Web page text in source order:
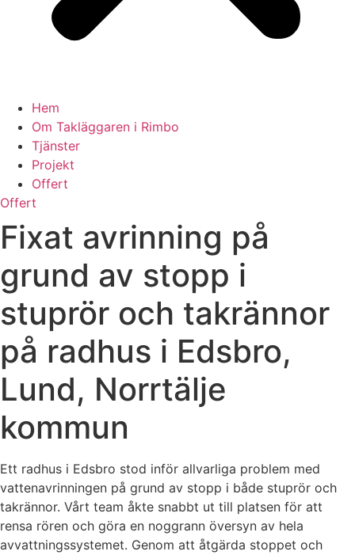
Hem
Om Takläggaren i Rimbo
Tjänster
Projekt
Offert
Offert
Fixat avrinning på
grund av stopp i
stuprör och takrännor
på radhus i Edsbro,
Lund, Norrtälje
kommun
Ett radhus i Edsbro stod inför allvarliga problem med
vattenavrinningen på grund av stopp i både stuprör och
takrännor. Vårt team åkte snabbt ut till platsen för att
rensa rören och göra en noggrann översyn av hela
avvattningssystemet. Genom att åtgärda stoppet och